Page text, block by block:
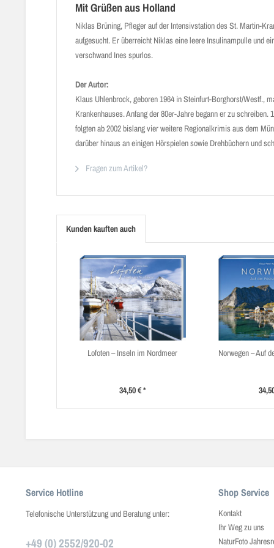
Mit Grüßen aus Holland
Niklas Brüning, Pfleger auf der Intensivstation des St. Martin-
aufgesucht. Er überreicht Niklas eine leere Insulinampulle und
verschwand Ines spurlos.
Der Autor:
Klaus Uhlenbrock, geboren 1964 in Steinfurt-Borg­horst/Westf.,
Krankenhauses. Anfang der 80er-Jahre begann er zu
folgten ab 2002 bislang vier weitere Regionalkrimis aus dem
darüber hinaus an einigen Hörspielen sowie Drehbüchern und
Fragen zum Artikel?
Kunden kauften auch
Lofoten – Inseln im Nordmeer
34,50 € *
Norwegen – Auf
Service Hotline
Telefonische Unterstützung und Beratung unter:
+49 (0) 2552/920-02
Shop Service
Kontakt
Ihr Weg zu uns
NaturFoto